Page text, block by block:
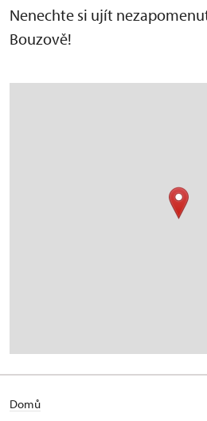
Nenechte si ujít
Bouzově!
Domů